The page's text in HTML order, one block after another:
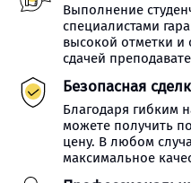
Выполнение
специалистами
высокой отметки и
сдачей
Безопасная
Благодаря гибким
можете получить
цену. В любом
максимальное